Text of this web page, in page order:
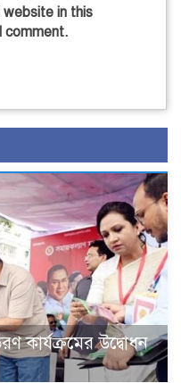
website in this
comment.
কার্যক্রমের উদ্বোধন